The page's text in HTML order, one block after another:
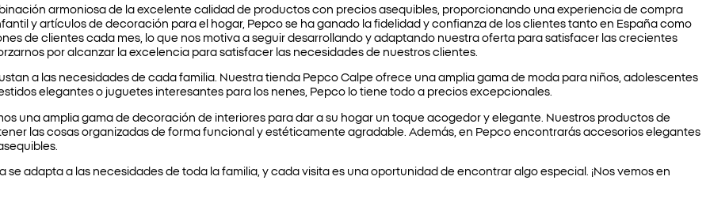
armoniosa de la excelente calidad de productos con precios asequibles, proporcionando una experiencia de compra
y artículos de decoración para el hogar, Pepco se ha ganado la fidelidad y confianza de los clientes tanto en España como
de clientes cada mes, lo que nos motiva a seguir desarrollando y adaptando nuestra oferta para satisfacer las crecientes
por alcanzar la excelencia para satisfacer las necesidades de nuestros clientes.
a las necesidades de cada familia. Nuestra tienda Pepco Calpe ofrece una amplia gama de moda para niños, adolescentes
elegantes o juguetes interesantes para los nenes, Pepco lo tiene todo a precios excepcionales.
una amplia gama de decoración de interiores para dar a su hogar un toque acogedor y elegante. Nuestros productos de
las cosas organizadas de forma funcional y estéticamente agradable. Además, en Pepco encontrarás accesorios elegantes
adapta a las necesidades de toda la familia, y cada visita es una oportunidad de encontrar algo especial. ¡Nos vemos en